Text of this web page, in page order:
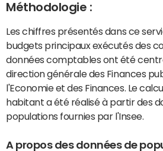
Méthodologie :
Les chiffres présentés dans ce
budgets principaux exécutés des
données comptables ont été
direction générale des Finances
l'Economie et des Finances. Le
habitant a été réalisé à partir des
populations fournies par l'Insee.
A propos des données de